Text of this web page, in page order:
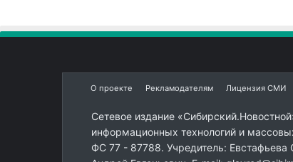
О проекте Рекламодателям Лицензия СМИ
Сетевое издание
информационных технологий и
ФС 77 - 87788. Учредитель: